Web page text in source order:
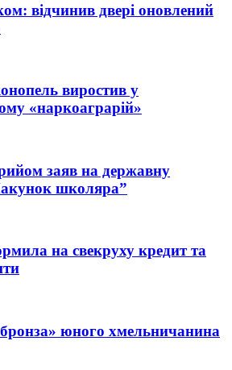
відчинив двері оновлений
виростив у
«наркоаграрій»
заяв на державну
школяра”
на свекруху кредит та
юного хмельничанина